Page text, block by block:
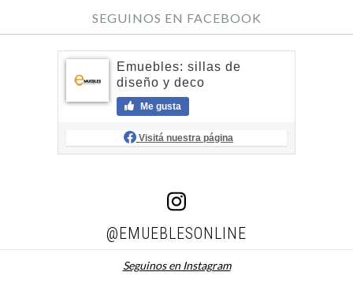
SEGUINOS EN FACEBOOK
Emuebles: sillas de
diseño y deco
Me gusta
Visitá nuestra página
@EMUEBLESONLINE
Seguinos en Instagram